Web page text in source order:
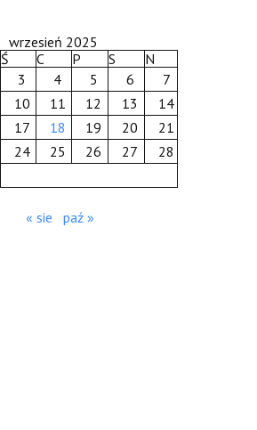
wrzesień 2025
Ś C P S
N
3 4 5 6
7
10 11 12 13
14
17 18 19 20
21
24 25 26 27
28
« sie paź »